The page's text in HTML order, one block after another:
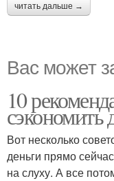
читать дальше →
Вас может
10
сэкономить
Вот несколько
деньги прямо
на слуху. А все